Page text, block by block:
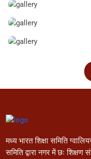
मध्य भारत शिक्षा समिति
समिति द्वारा नगर में छः